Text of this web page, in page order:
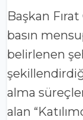
Başkan
basın
belirlenen
alma
alan